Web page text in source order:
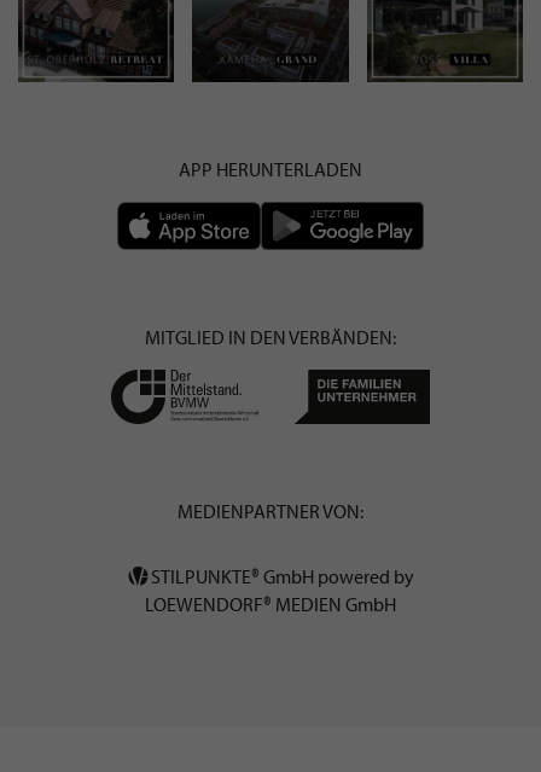
APP HERUNTERLADEN
MITGLIED IN DEN VERBÄNDEN:
MEDIENPARTNER VON:
STILPUNKTE® GmbH powered by
LOEWENDORF® MEDIEN GmbH